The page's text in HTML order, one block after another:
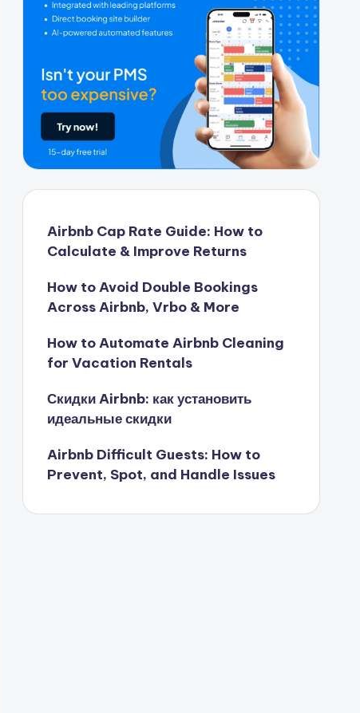
Airbnb Cap Rate Guide: How to
Calculate & Improve Returns
How to Avoid Double Bookings
Across Airbnb, Vrbo & More
How to Automate Airbnb Cleaning
for Vacation Rentals
Скидки Airbnb: как установить
идеальные скидки
Airbnb Difficult Guests: How to
Prevent, Spot, and Handle Issues